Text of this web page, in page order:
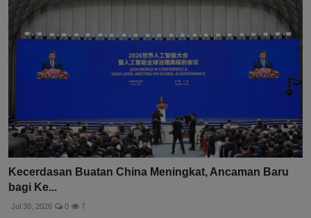
Kecerdasan Buatan China Meningkat, Ancaman Baru
bagi Ke...
Jul 30, 2026 0 7